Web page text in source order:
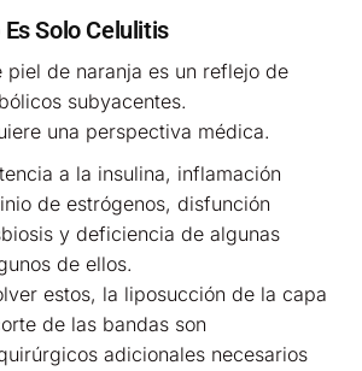
Solo Celulitis
piel de naranja es un reflejo de
subyacentes.
una perspectiva médica.
a la insulina, inflamación
de estrógenos, disfunción
y deficiencia de algunas
de ellos.
estos, la liposucción de la capa
de las bandas son
adicionales necesarios